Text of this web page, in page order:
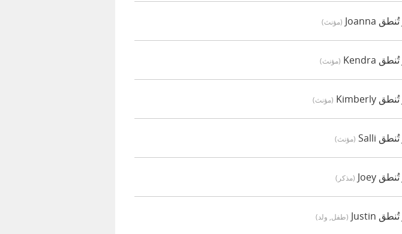
(مؤنث)
(مؤنث)
(مؤنث)
(مؤنث)
(مذكر)
(طفل, ولد)